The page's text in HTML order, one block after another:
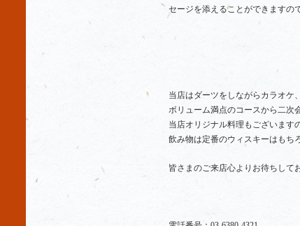
セージを添えることができますの
当店はダーツをしながらカラオケ
ボリューム満点のコースから二次
当店オリジナル料理もございます
飲み物は定番のウィスキーはもち
皆さまのご来店心よりお待ちして